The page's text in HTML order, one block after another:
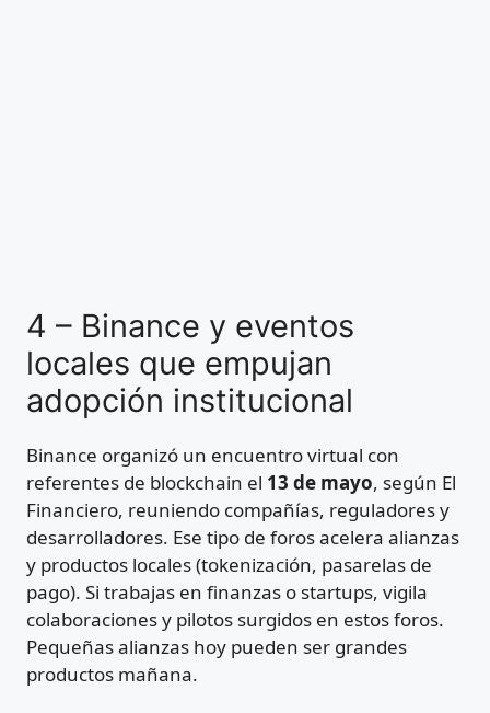
4 – Binance y eventos
locales que empujan
adopción institucional
Binance organizó un encuentro virtual con
referentes de blockchain el 13 de mayo, según El
Financiero, reuniendo compañías, reguladores y
desarrolladores. Ese tipo de foros acelera alianzas
y productos locales (tokenización, pasarelas de
pago). Si trabajas en finanzas o startups, vigila
colaboraciones y pilotos surgidos en estos foros.
Pequeñas alianzas hoy pueden ser grandes
productos mañana.